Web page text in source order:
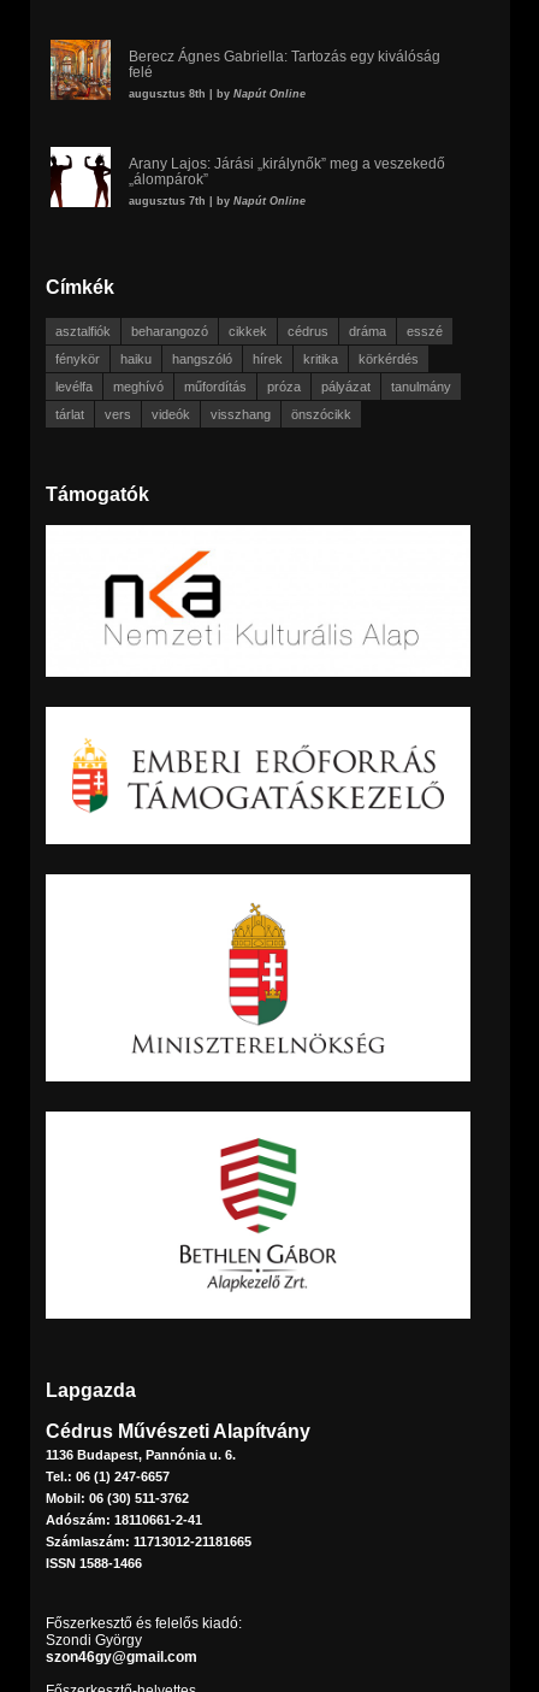
Berecz Ágnes Gabriella: Tartozás egy kiválóság
felé
augusztus 8th | by Napút Online
Arany Lajos: Járási „királynők” meg a veszekedő
„álompárok”
augusztus 7th | by Napút Online
Címkék
asztalfiók beharangozó cikkek cédrus dráma
esszé
fénykör
haiku hangszóló hírek kritika
körkérdés
levélfa
meghívó műfordítás próza pályázat
tanulmány
tárlat
vers videók visszhang önszócikk
Támogatók
Lapgazda
Cédrus Művészeti Alapítvány
1136 Budapest, Pannónia u. 6.
Tel.: 06 (1) 247-6657
Mobil: 06 (30) 511-3762
Adószám: 18110661-2-41
Számlaszám: 11713012-21181665
ISSN 1588-1466
Főszerkesztő és felelős kiadó:
Szondi György
szon46gy@gmail.com